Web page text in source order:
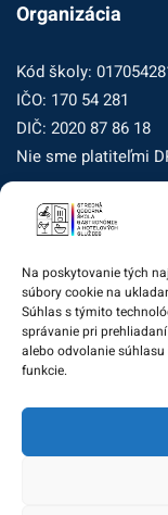
Na poskytovanie tých
súbory cookie na
Súhlas s týmito
správanie pri
alebo odvolanie
funkcie.
Organizácia
Kód školy:
IČO: 170 54 281
DIČ: 2020 87 86 18
Nie sme platiteľmi
Zásady ochrany
Dohľad nad
Žiadosť dotknutej
Zodpovedná osoba